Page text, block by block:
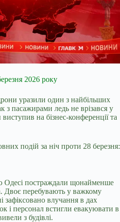
2026 року
уразили один з найбільших
з пасажирами ледь не врізався у
на бізнес-конференції та
подій за ніч проти 28 березня:
Одесі постраждали щонайменше
Двоє перебувають у важкому
зафіксовано влучання в дах
і персонал встигли евакуювати в
з будівлі.